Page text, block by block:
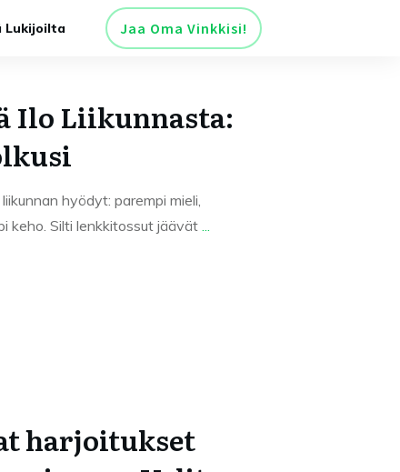
Lukijoilta Jaa Oma Vinkkisi!
Ilo Liikunnasta:
hyödyt: parempi mieli,
keho. Silti lenkkitossut jäävät ...
harjoitukset